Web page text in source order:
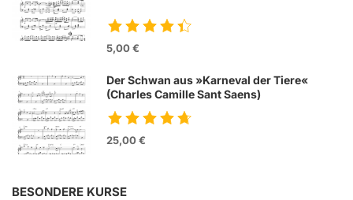
5,00 €
Der Schwan aus »Karneval der Tiere«
(Charles Camille Sant Saens)
25,00 €
BESONDERE KURSE